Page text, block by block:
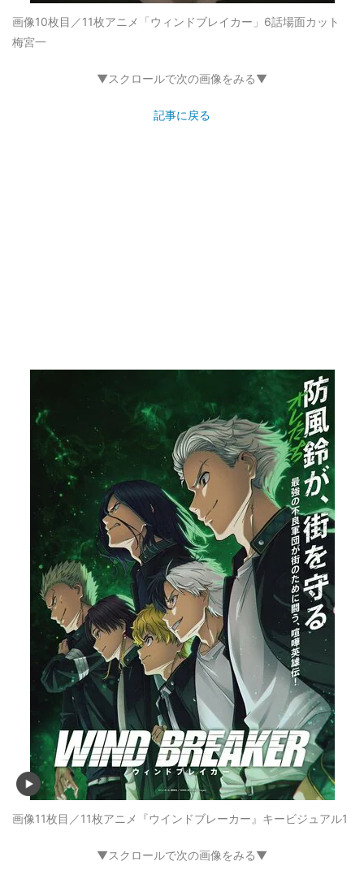
画像10枚目／11枚アニメ「ウィンドブレイカー」6話場面カット
梅宮一
▼スクロールで次の画像をみる▼
記事に戻る
画像11枚目／11枚アニメ『ウインドブレーカー』キービジュアル1
▼スクロールで次の画像をみる▼